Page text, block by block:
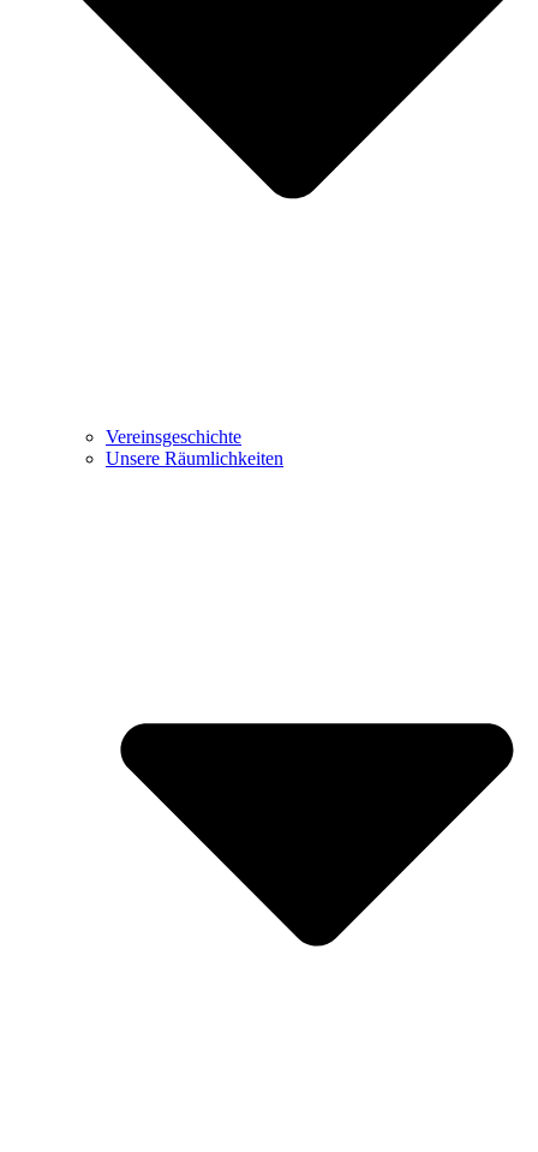
Vereinsgeschichte
Unsere Räumlichkeiten